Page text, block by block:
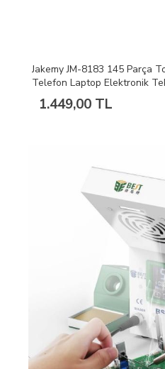
Jakemy JM-8183 145 Parça
Telefon Laptop Elektronik
1.449,00 TL